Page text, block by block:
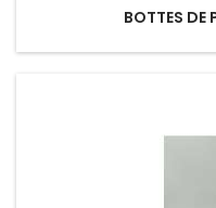
BOTTES DE